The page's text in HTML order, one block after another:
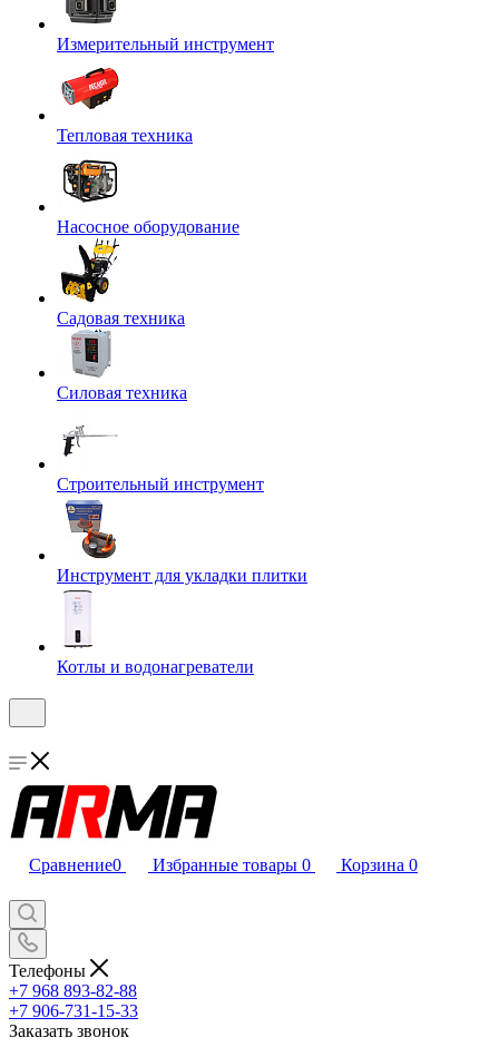
Измерительный инструмент
Тепловая техника
Насосное оборудование
Садовая техника
Силовая техника
Строительный инструмент
Инструмент для укладки плитки
Котлы и водонагреватели
Сравнение0 Избранные товары 0 Корзина 0
Телефоны
+7 968 893-82-88
+7 906-731-15-33
Заказать звонок